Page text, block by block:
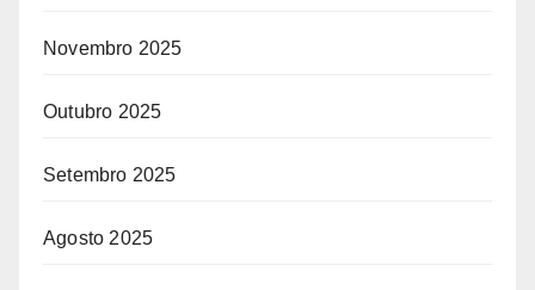
Novembro 2025
Outubro 2025
Setembro 2025
Agosto 2025